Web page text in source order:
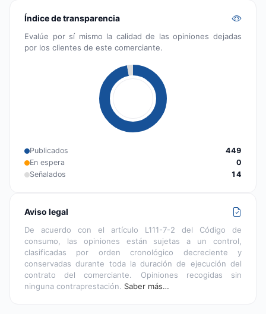
Índice de transparencia
Evalúe por sí mismo la calidad de las opiniones dejadas
por los clientes de este comerciante.
Publicados
449
En espera
0
Señalados
14
Aviso legal
De acuerdo con el artículo L111-7-2 del Código de
consumo, las opiniones están sujetas a un control,
clasificadas por orden cronológico decreciente y
conservadas durante toda la duración de ejecución del
contrato del comerciante. Opiniones recogidas sin
ninguna contraprestación. Saber más…